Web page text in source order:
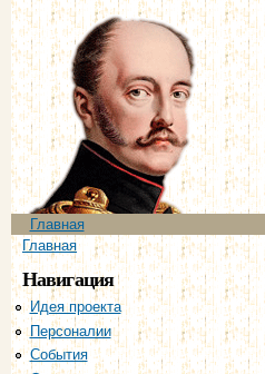
Главное меню
Главная
Вы здесь
Главная
Навигация
Идея проекта
Персоналии
События